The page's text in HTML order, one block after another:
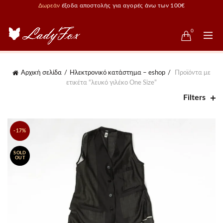
Δωρεάν έξοδα αποστολής για αγορές άνω των 100€
0
Αρχική σελίδα Ηλεκτρονικό κατάστημα – eshop
Προϊόντα με
ετικέτα “λευκό γιλέκο One Size”
Filters
-17%
SOLD
OUT